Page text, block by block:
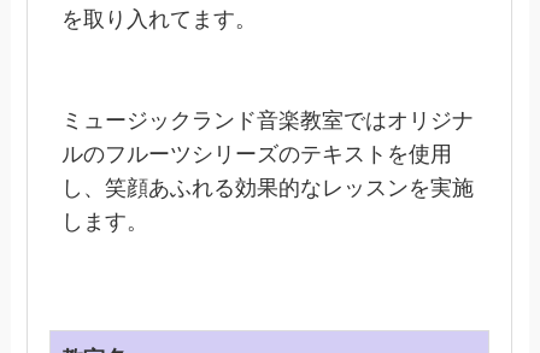
を取り入れてます。
ミュージックランド音楽教室ではオリジナ
ルのフルーツシリーズのテキストを使用
し、笑顔あふれる効果的なレッスンを実施
します。